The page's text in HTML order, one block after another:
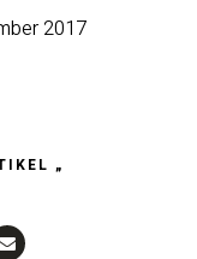
2017
„